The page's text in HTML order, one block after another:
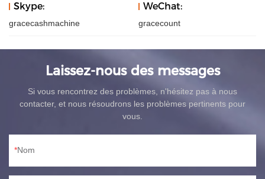
Skype:
gracecashmachine
WeChat:
gracecount
Laissez-nous des messages
Si vous rencontrez des problèmes, n'hésitez pas à nous
contacter, et nous résoudrons les problèmes pertinents pour
vous.
Nom